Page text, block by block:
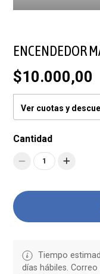
ENCENDEDOR
$10.000,00
Ver cuotas y
Cantidad
1
Tiempo
días hábiles.